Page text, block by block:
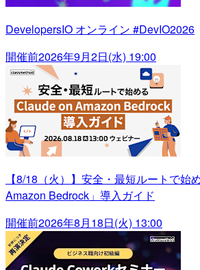
DevelopersIO オンライン #DevIO2026
開催前2026年9月2日(水) 19:00
【8/18（火）】安全・最短ルートで始
Amazon Bedrock」導入ガイド
開催前2026年8月18日(火) 13:00